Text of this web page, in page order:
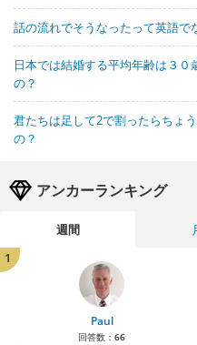
話の流れでそうなったって英語で
日本では結婚する平均年齢は３
の？
君たちは足して2で割ったらちょ
の？
アンカーランキング
週間
1
Paul
回答数： 66